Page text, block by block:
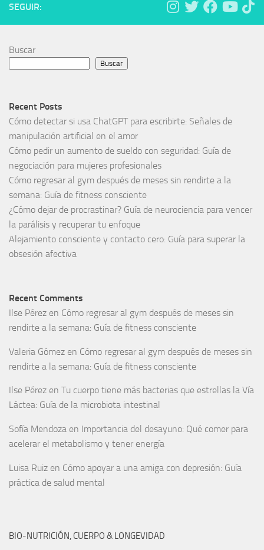
SEGUIR:
Buscar
Buscar
Recent Posts
Cómo detectar si usa ChatGPT para escribirte: Señales de
manipulación artificial en el amor
Cómo pedir un aumento de sueldo con seguridad: Guía de
negociación para mujeres profesionales
Cómo regresar al gym después de meses sin rendirte a la
semana: Guía de fitness consciente
¿Cómo dejar de procrastinar? Guía de neurociencia para vencer
la parálisis y recuperar tu enfoque
Alejamiento consciente y contacto cero: Guía para superar la
obsesión afectiva
Recent Comments
Ilse Pérez en Cómo regresar al gym después de meses sin
rendirte a la semana: Guía de fitness consciente
Valeria Gómez en Cómo regresar al gym después de meses sin
rendirte a la semana: Guía de fitness consciente
Ilse Pérez en Tu cuerpo tiene más bacterias que estrellas la Vía
Láctea: Guía de la microbiota intestinal
Sofía Mendoza en Importancia del desayuno: Qué comer para
acelerar el metabolismo y tener energía
Luisa Ruiz en Cómo apoyar a una amiga con depresión: Guía
práctica de salud mental
BIO-NUTRICIÓN, CUERPO & LONGEVIDAD